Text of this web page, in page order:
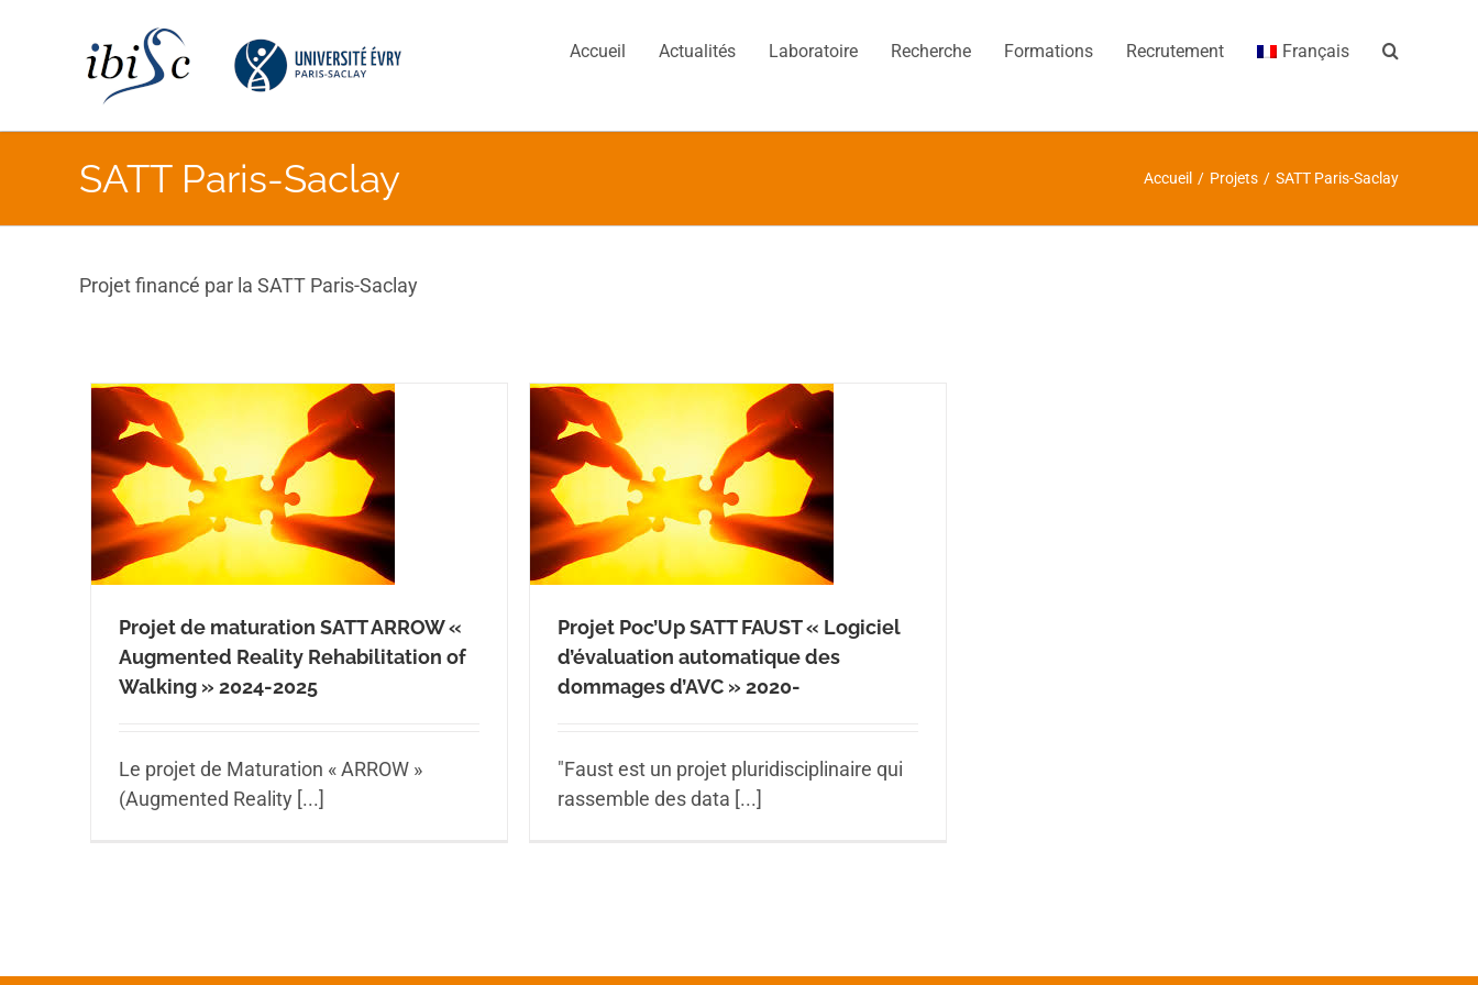
Accueil Actualités Laboratoire Recherche Formations Recrutement Français
SATT Paris-Saclay Accueil / Projets / SATT Paris-Saclay
Projet financé par la SATT Paris-Saclay
Projet de maturation SATT ARROW «
Augmented Reality Rehabilitation of
Walking » 2024-2025
Le projet de Maturation « ARROW »
(Augmented Reality [...]
Projet Poc’Up SATT FAUST « Logiciel
d’évaluation automatique des
dommages d’AVC » 2020-
"Faust est un projet pluridisciplinaire qui
rassemble des data [...]